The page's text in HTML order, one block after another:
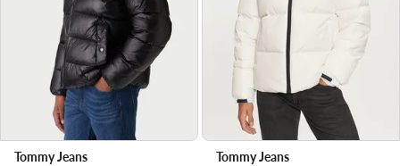
Tommy Jeans
Tommy Jeans